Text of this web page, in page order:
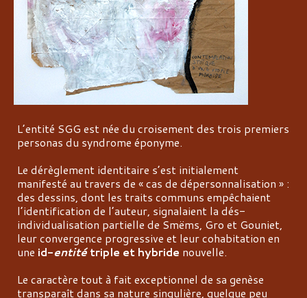
L’entité SGG est née du croisement des trois premiers
personas du syndrome éponyme.
Le dérèglement identitaire s’est initialement
manifesté au travers de « cas de dépersonnalisation » :
des dessins, dont les traits communs empêchaient
l’identification de l’auteur, signalaient la dés-
individualisation partielle de Smëms, Gro et Gouniet,
leur convergence progressive et leur cohabitation en
une id-entitétriple et hybride nouvelle.
Le caractère tout à fait exceptionnel de sa genèse
transparaît dans sa nature singulière, quelque peu